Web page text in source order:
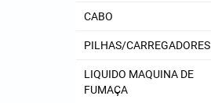
CABO
PILHAS/CARREGADORES
LIQUIDO MAQUINA DE
FUMAÇA